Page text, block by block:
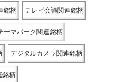
銘柄 テレビ会議関連銘柄
ーマパーク関連銘柄
デジタルカメラ関連銘柄
銘柄